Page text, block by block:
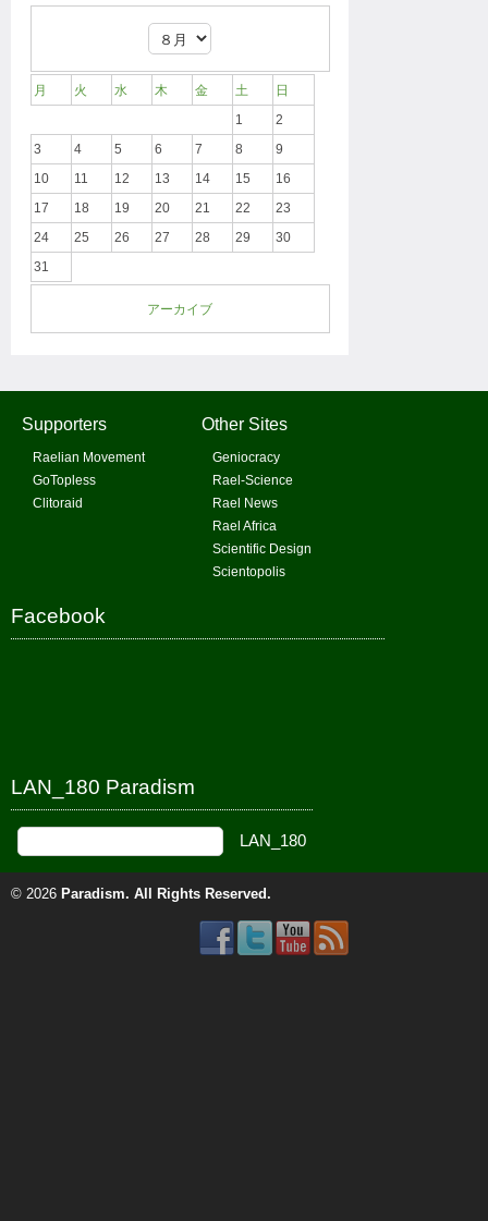
月 火 水 木 金 土
日
1
2
3
4 5 6 7 8
9
10
11 12 13 14 15
16
17
18 19 20 21 22
23
24
25 26 27 28 29
30
31
アーカイブ
Supporters
Raelian Movement
GoTopless
Clitoraid
Other Sites
Geniocracy
Rael-Science
Rael News
Rael Africa
Scientific Design
Scientopolis
Facebook
LAN_180 Paradism
© 2026 Paradism. All Rights Reserved.